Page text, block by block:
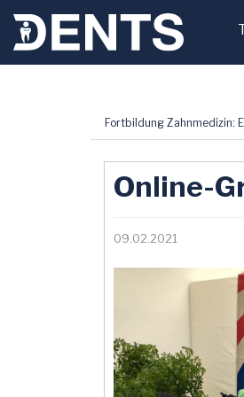
Fortbildung Zahnmedizin:
Online-
09.02.2021